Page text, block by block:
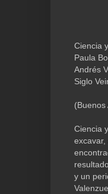
Ciencia
Paula
Andrés
Siglo
(Buenos
Ciencia
y un